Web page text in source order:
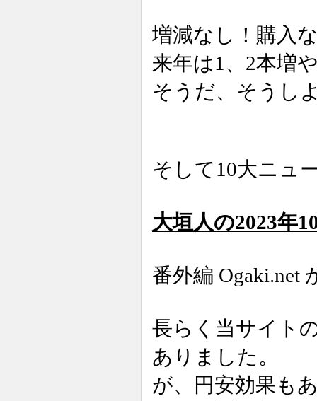
増減なし！購入
来年は1、2本増
そうだ、そうし
そして10大ニュ
大垣人の2023年
番外編 Ogaki.net
長らく当サイト
ありました。
が、円安効果も